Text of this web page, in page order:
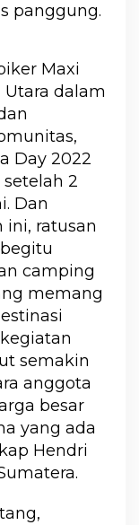
panggung.
Maxi
dalam
Day 2022
2
Dan
ratusan
camping
memang
semakin
anggota
besar
yang ada
Hendri